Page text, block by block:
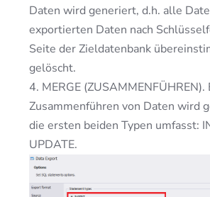
Daten wird generiert, d.h. alle
exportierten Daten nach
Seite der Zieldatenbank
gelöscht.
4. MERGE
Zusammenführen von Daten wird
die ersten beiden Typen umfasst:
UPDATE.